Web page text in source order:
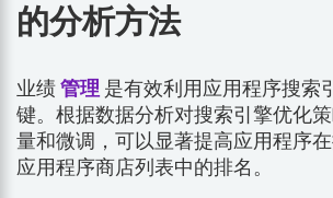
的分析方法
业绩管理 是有效利用应用程序搜索
键。根据数据分析对搜索引擎优化
量和微调，可以显著提高应用程序
应用程序商店列表中的排名。